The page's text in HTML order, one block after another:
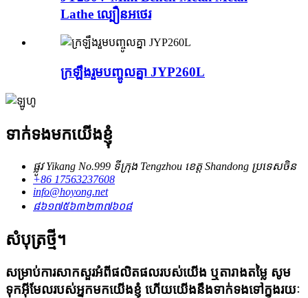
Lathe ល្បឿនអថេរ
ក្រឡឹងរួមបញ្ចូលគ្នា JYP260L
ទាក់ទងមកយើងខ្ញុំ
ផ្លូវ Yikang No.999 ទីក្រុង Tengzhou ខេត្ត Shandong ប្រទេសចិន
+86 17563237608
info@hoyong.net
៨៦១៧៥៦៣២៣៧៦០៨
សំបុត្រថ្មី។
សម្រាប់ការសាកសួរអំពីផលិតផលរបស់យើង ឬតារាងតម្លៃ សូម
ទុកអ៊ីមែលរបស់អ្នកមកយើងខ្ញុំ ហើយយើងនឹងទាក់ទងទៅក្នុងរយៈ